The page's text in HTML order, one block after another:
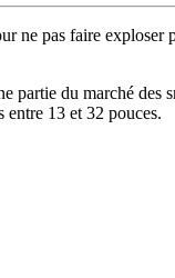
pas faire
du marché des
13 et 32 pouces.